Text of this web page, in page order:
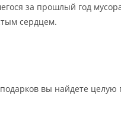
за прошлый год
сердцем.
вы найдете